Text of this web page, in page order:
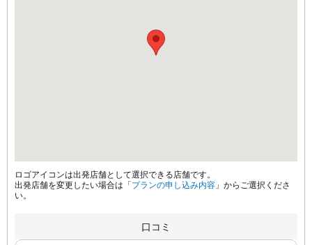
ロゴアイコンは出発店舗として選択できる店舗です。
出発店舗を変更したい場合は「プランの申し込み内容 」からご選択くださ
い。
口コミ